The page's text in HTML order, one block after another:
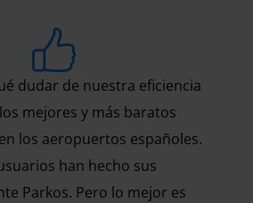
dudar de nuestra eficiencia
mejores y más baratos
los aeropuertos españoles.
han hecho sus
Parkos. Pero lo mejor es